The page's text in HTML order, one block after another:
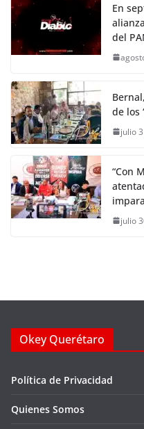
En
del
de los
julio
“Con
julio
Okey Querétaro
Política de Privacidad
Quienes Somos